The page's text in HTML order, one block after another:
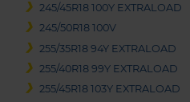
245/45R18 100Y EXTRALOAD
245/50R18 100V
255/35R18 94Y EXTRALOAD
255/40R18 99Y EXTRALOAD
255/45R18 103Y EXTRALOAD